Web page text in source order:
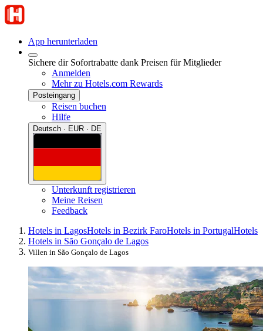
App herunterladen
Sichere dir Sofortrabatte dank Preisen für Mitglieder
Anmelden
Mehr zu Hotels.com Rewards
Posteingang
Reisen buchen
Hilfe
Deutsch · EUR · DE
Unterkunft registrieren
Meine Reisen
Feedback
Hotels in LagosHotels in Bezirk FaroHotels in PortugalHotels
Hotels in São Gonçalo de Lagos
Villen in São Gonçalo de Lagos